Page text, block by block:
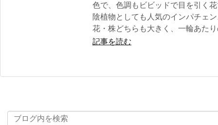
色で、色調もビビッドで目を引く
陰植物としても人気のインパチェ
花・株どちらも大きく、一輪あた
記事を読む